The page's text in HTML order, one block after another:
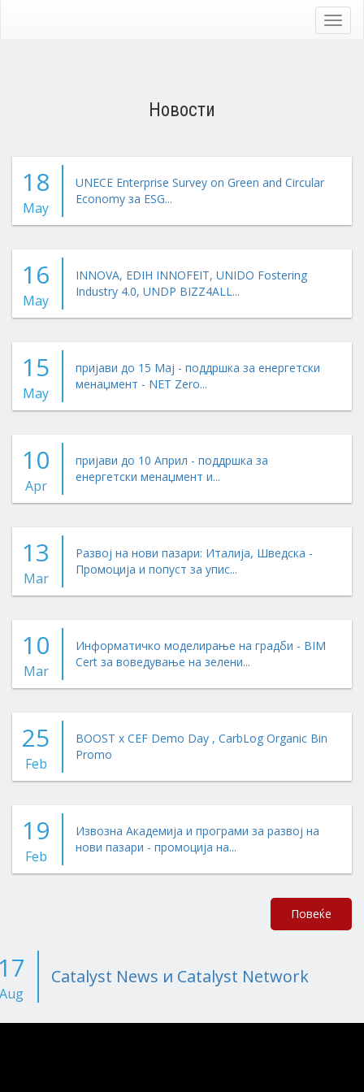
Новости
18
May
UNECE Enterprise Survey on Green and Circular
Economy за ESG...
16
May
INNOVA, EDIH INNOFEIT, UNIDO Fostering
Industry 4.0, UNDP BIZZ4ALL...
15
May
пријави до 15 Мај - поддршка за енергетски
менаџмент - NET Zero...
10
Apr
пријави до 10 Април - поддршка за
енергетски менаџмент и...
13
Mar
Развој на нови пазари: Италија, Шведска -
Промоција и попуст за упис...
10
Mar
Информатичко моделирање на градби - BIM
Cert за воведување на зелени...
25
Feb
BOOST x CEF Demo Day , CarbLog Organic Bin
Promo
19
Feb
Извозна Академија и програми за развој на
нови пазари - промоција на...
Повеќе
Aug
Catalyst News и Catalyst Network